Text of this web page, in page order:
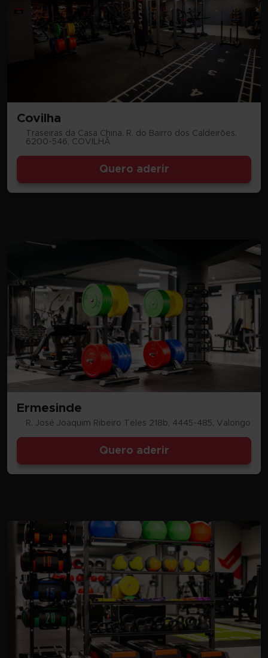
Covilha
Traseiras da Casa China, R. do Bairro dos Caldeirões,
6200-546, COVILHÃ
Quero aderir
Ermesinde
R. José Joaquim Ribeiro Teles 218b, 4445-485, Valongo
Quero aderir